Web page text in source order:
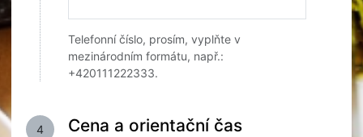
Telefonní číslo, prosím, vyplňte v
mezinárodním formátu, např.:
+420111222333.
4 Cena a orientační čas